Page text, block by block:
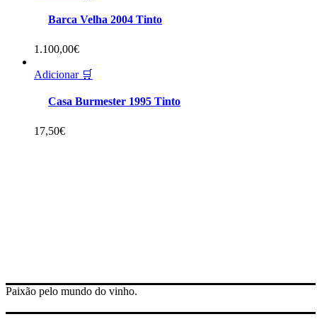
Barca Velha 2004 Tinto
1.100,00€
Adicionar 🛒
Casa Burmester 1995 Tinto
17,50€
Paixão pelo mundo do vinho.